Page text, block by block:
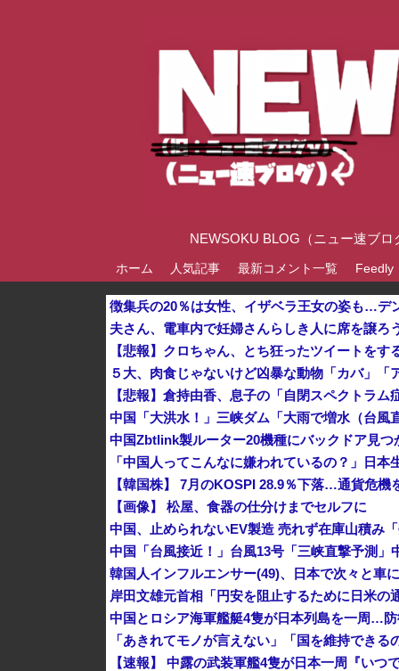
NEWSOKU BLOG（ニュー速ブ
ホーム 人気記事 最新コメント一覧 Feedly
徴集兵の20％は女性、イザベラ王女の姿も…デ
【悲報】クロちゃん、とち狂ったツイートをす
中国Zbtlink製ルーター20機種にバックドア見
「中国人ってこんなに嫌われているの？」日本
【韓国株】 7月のKOSPI 28.9％下落…通貨危機
【画像】 松屋、食器の仕分けまでセルフに
韓国人インフルエンサー(49)、日本で次々と車
中国とロシア海軍艦艇4隻が日本列島を一周…防
【速報】 中露の武装軍艦4隻が日本一周『いつ